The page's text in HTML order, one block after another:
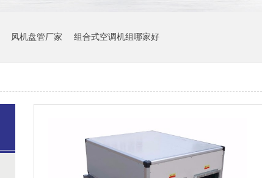
风机盘管厂家 组合式空调机组哪家好